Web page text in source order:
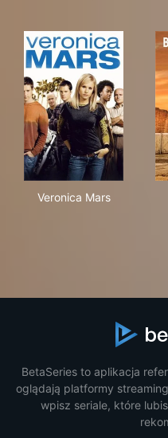
Veronica Mars
BetaSeries to aplikacja
oglądają platformy
wpisz seriale, które